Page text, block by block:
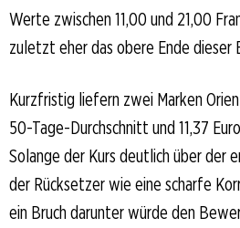
Werte zwischen 11,00 und 21,00
zuletzt eher das obere Ende
Kurzfristig liefern zwei Marken
50-Tage-Durchschnitt und 11,37
Solange der Kurs deutlich über der
der Rücksetzer wie eine scharfe
ein Bruch darunter würde den